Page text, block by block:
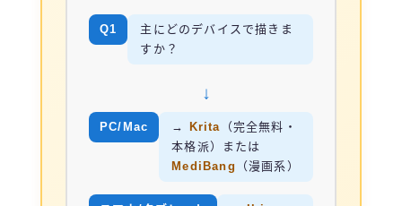
Q1
主にどのデバイスで描きま
すか？
↓
PC/Mac → Krita
（完全無料・
本格派）または
MediBang
（漫画系）